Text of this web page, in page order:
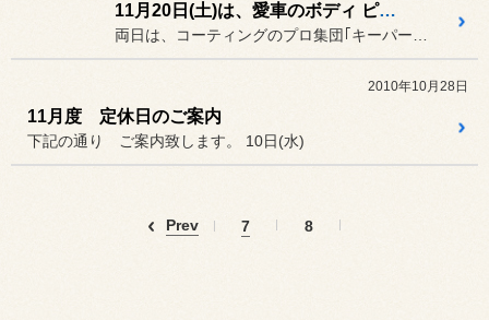
11月20日(土)は、愛車のボディ ピカピカにしませんか？
2010年10月28日
11月度 定休日のご案内
下記の通り ご案内致します。 10日(水)
Prev 7 8